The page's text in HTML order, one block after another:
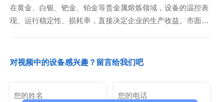
业的三元催化提炼设备。 洛阳万乐...
在黄金、白银、钯金、铂金等贵金属熔炼领域，设备的温控表
现、运行稳定性、损耗率，直接决定企业的生产收益。市面上
低损耗的核心优势，优化诸多行业痛点，成为湖南、湖北、三
对视频中的设备感兴趣？留言给我们吧